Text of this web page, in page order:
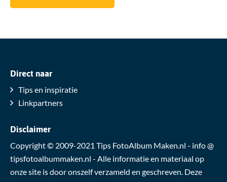
Direct naar
Tips en inspiratie
Linkpartners
Disclaimer
Copyright © 2009-2021 Tips FotoAlbum Maken.nl - info @
tipsfotoalbummaken.nl - Alle informatie en materiaal op
onze site is door onszelf verzameld en geschreven. Deze